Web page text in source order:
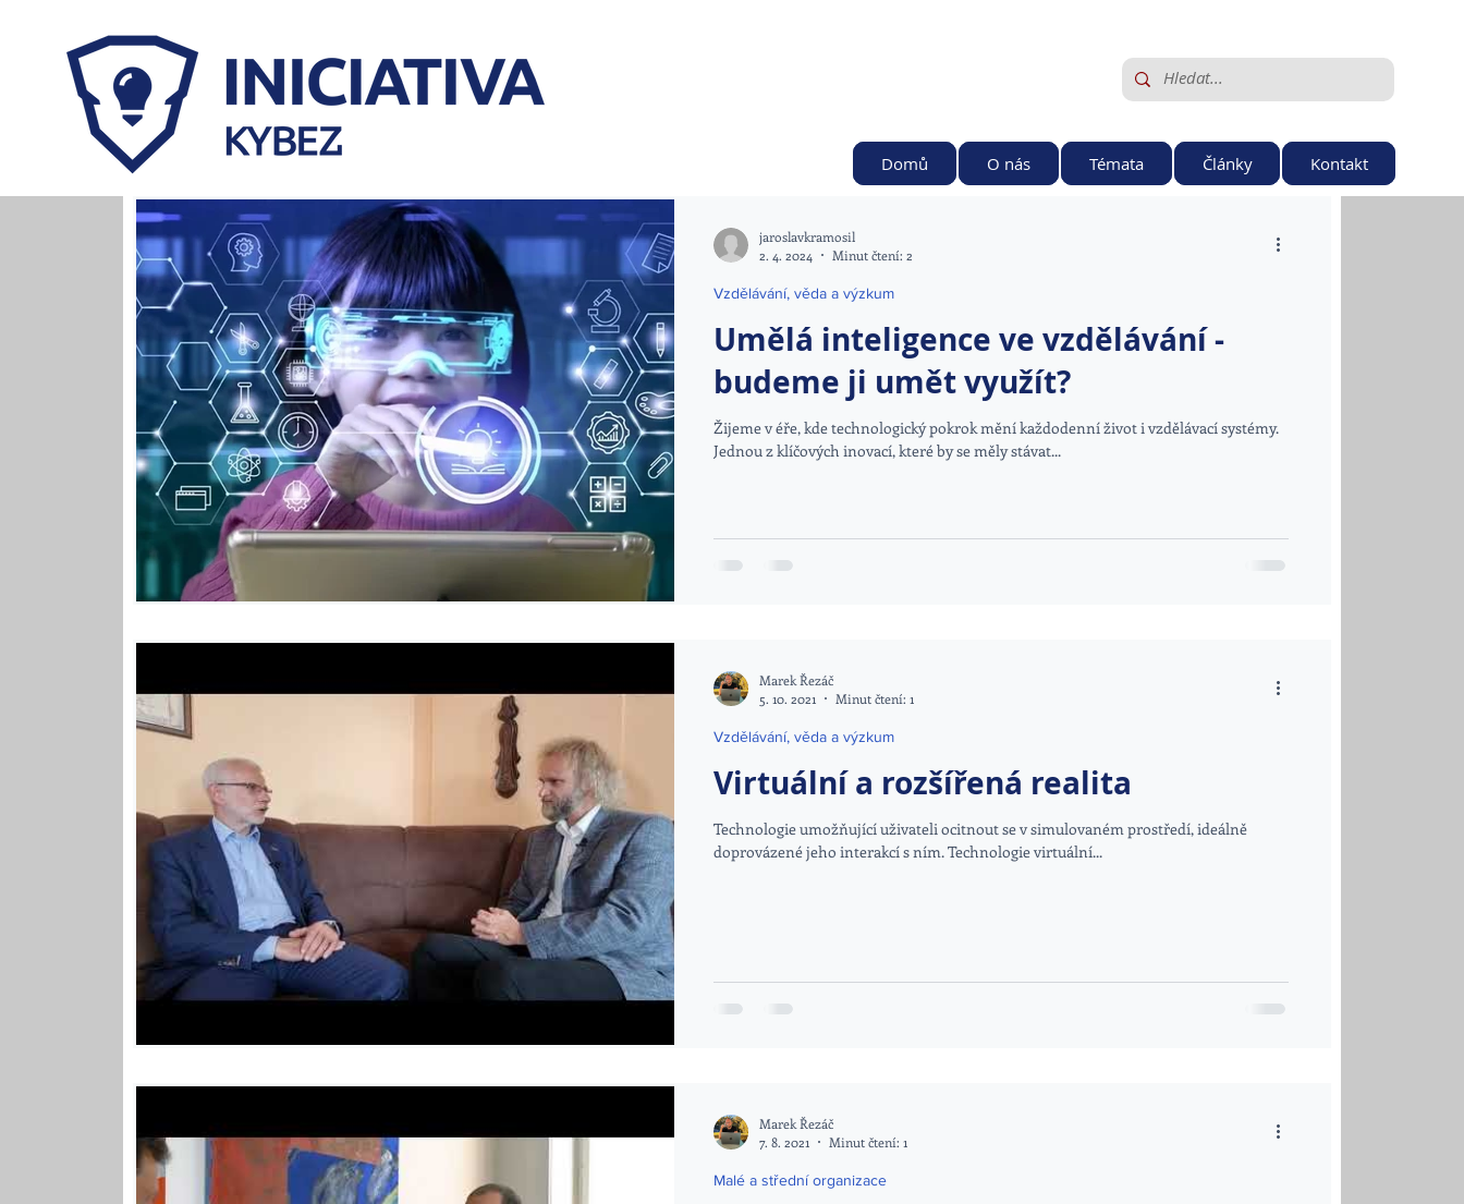
Domů O nás Témata Články Kontakt
Umělá inteligence ve vzdělávání -
budeme ji umět využít?
Žijeme v éře, kde technologický pokrok mění každodenní život i vzdělávací systémy.
Jednou z klíčových inovací, které by se měly stávat...
Vzdělávání, věda a výzkum
jaroslavkramosil
2. 4. 2024
Minut čtení: 2
Virtuální a rozšířená realita
Technologie umožňující uživateli ocitnout se v simulovaném prostředí, ideálně
doprovázené jeho interakcí s ním. Technologie virtuální...
Vzdělávání, věda a výzkum
Marek Řezáč
5. 10. 2021
Minut čtení: 1
Malé a střední organizace
Marek Řezáč
7. 8. 2021
Minut čtení: 1